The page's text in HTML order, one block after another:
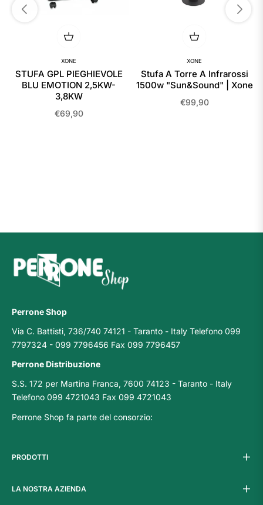
XONE
STUFA GPL PIEGHIEVOLE
BLU EMOTION 2,5KW-
3,8KW
Prezzo
€69,90
XONE
Stufa A Torre A Infrarossi
1500w "Sun&Sound" | Xone
Prezzo
€99,90
Perrone Shop
Via C. Battisti, 736/740 74121 - Taranto - Italy Telefono 099
7797324 - 099 7796456 Fax 099 7796457
Perrone Distribuzione
S.S. 172 per Martina Franca, 7600 74123 - Taranto - Italy
Telefono 099 4721043 Fax 099 4721043
Perrone Shop fa parte del consorzio:
PRODOTTI
LA NOSTRA AZIENDA